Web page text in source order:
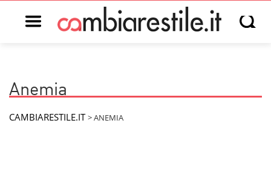
Open main menu Open
Anemia
CAMBIARESTILE.IT >ANEMIA